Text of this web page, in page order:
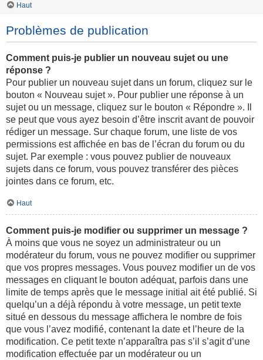
Haut
Problèmes de publication
Comment puis-je publier un nouveau sujet ou une
réponse ?
Pour publier un nouveau sujet dans un forum, cliquez sur le
bouton « Nouveau sujet ». Pour publier une réponse à un
sujet ou un message, cliquez sur le bouton « Répondre ». Il
se peut que vous ayez besoin d’être inscrit avant de pouvoir
rédiger un message. Sur chaque forum, une liste de vos
permissions est affichée en bas de l’écran du forum ou du
sujet. Par exemple : vous pouvez publier de nouveaux
sujets dans ce forum, vous pouvez transférer des pièces
jointes dans ce forum, etc.
Haut
Comment puis-je modifier ou supprimer un message ?
À moins que vous ne soyez un administrateur ou un
modérateur du forum, vous ne pouvez modifier ou supprimer
que vos propres messages. Vous pouvez modifier un de vos
messages en cliquant le bouton adéquat, parfois dans une
limite de temps après que le message initial ait été publié. Si
quelqu’un a déjà répondu à votre message, un petit texte
situé en dessous du message affichera le nombre de fois
que vous l’avez modifié, contenant la date et l’heure de la
modification. Ce petit texte n’apparaîtra pas s’il s’agit d’une
modification effectuée par un modérateur ou un